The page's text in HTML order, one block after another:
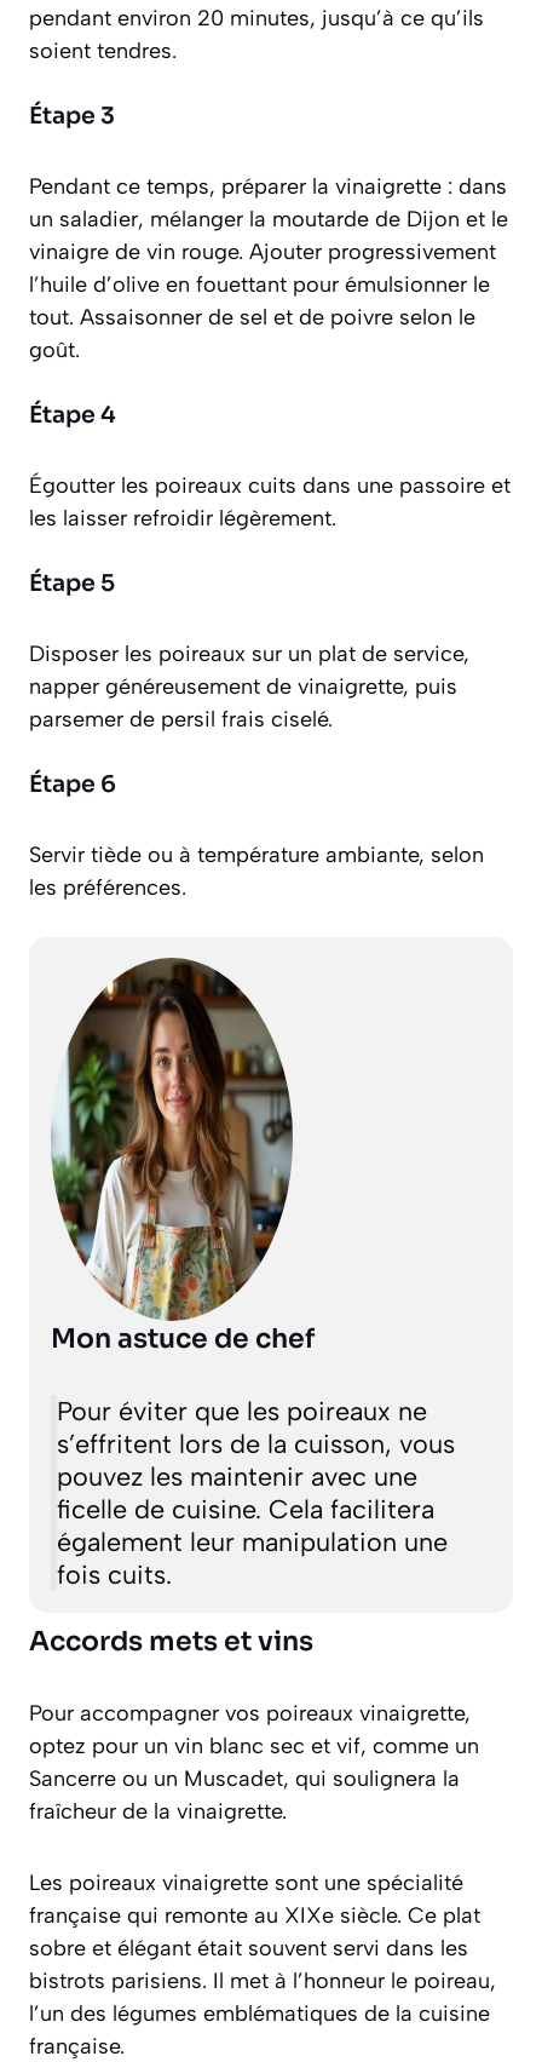
pendant environ 20 minutes, jusqu’à ce qu’ils
soient tendres.
Étape 3
Pendant ce temps, préparer la vinaigrette : dans
un saladier, mélanger la moutarde de Dijon et le
vinaigre de vin rouge. Ajouter progressivement
l’huile d’olive en fouettant pour émulsionner le
tout. Assaisonner de sel et de poivre selon le
goût.
Étape 4
Égoutter les poireaux cuits dans une passoire et
les laisser refroidir légèrement.
Étape 5
Disposer les poireaux sur un plat de service,
napper généreusement de vinaigrette, puis
parsemer de persil frais ciselé.
Étape 6
Servir tiède ou à température ambiante, selon
les préférences.
Mon astuce de chef
Pour éviter que les poireaux ne
s’effritent lors de la cuisson, vous
pouvez les maintenir avec une
ficelle de cuisine. Cela facilitera
également leur manipulation une
fois cuits.
Accords mets et vins
Pour accompagner vos poireaux vinaigrette,
optez pour un vin blanc sec et vif, comme un
Sancerre ou un Muscadet, qui soulignera la
fraîcheur de la vinaigrette.
Les poireaux vinaigrette sont une spécialité
française qui remonte au XIXe siècle. Ce plat
sobre et élégant était souvent servi dans les
bistrots parisiens. Il met à l’honneur le poireau,
l’un des légumes emblématiques de la cuisine
française.